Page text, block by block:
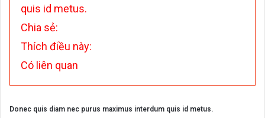
quis id metus.
Chia sẻ:
Thích điều này:
Có liên quan
Donec quis diam nec purus maximus interdum quis id metus.